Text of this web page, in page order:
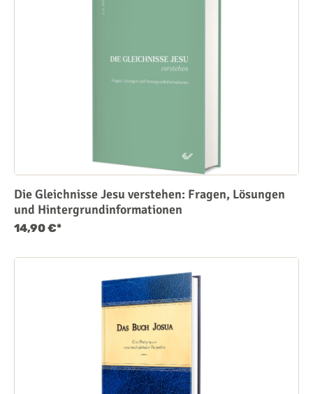
Die Gleichnisse Jesu verstehen: Fragen, Lösungen
und Hintergrundinformationen
14,90 €*